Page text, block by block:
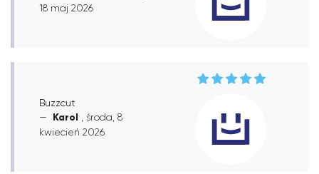
18 maj 2026
Buzzcut
Karol
, środa, 8
kwiecień 2026